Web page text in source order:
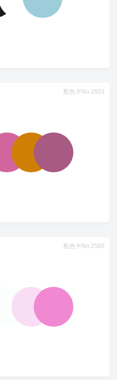
配色卡No.2803
配色卡No.2585